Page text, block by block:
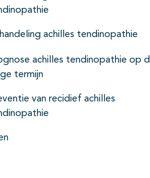
achilles tendinopathie
achilles tendinopathie op
termijn
van recidief achilles